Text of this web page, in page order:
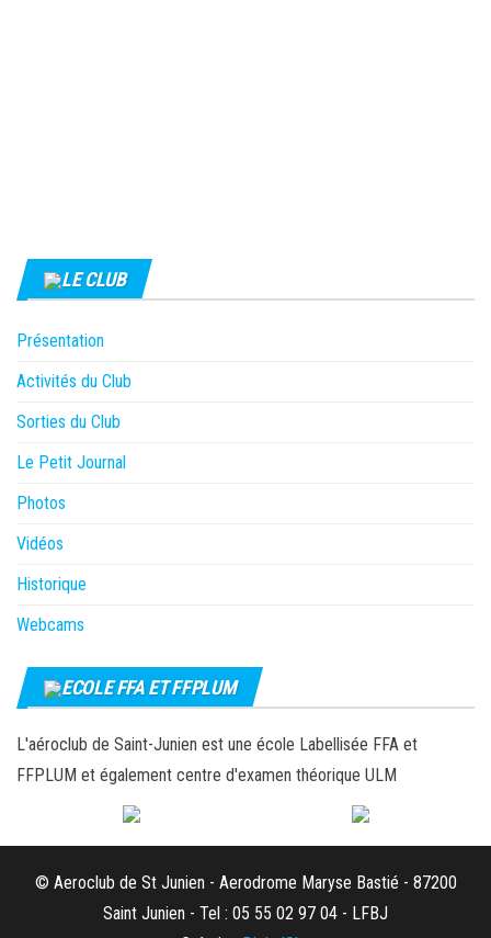
LE CLUB
Présentation
Activités du Club
Sorties du Club
Le Petit Journal
Photos
Vidéos
Historique
Webcams
ECOLE FFA ET FFPLUM
L'aéroclub de Saint-Junien est une école Labellisée FFA et
FFPLUM et également centre d'examen théorique ULM
© Aeroclub de St Junien - Aerodrome Maryse Bastié - 87200
Saint Junien - Tel : 05 55 02 97 04 - LFBJ